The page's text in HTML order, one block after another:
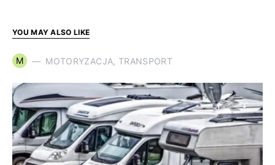
YOU MAY ALSO LIKE
M MOTORYZACJA, TRANSPORT